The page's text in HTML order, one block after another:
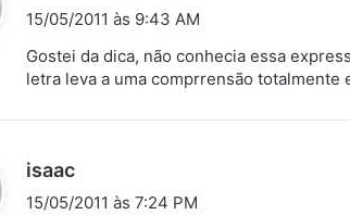
i
s
15/05/2011 às 9:43 AM
Gostei da dica, não conhecia essa
letra leva a uma comprrensão totalmente
isaac
i
15/05/2011 às 7:24 PM